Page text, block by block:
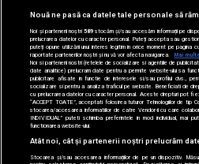
Nouă ne pasă ca datele tale personale să
Noi și partenerii noștri589stocăm și/sau accesăm informații pe
prelucrarea datelor cu caracter personal. Puteți accepta sau
puteți opune utilizării unui interes legitim în orice moment pe
raportate partenerilor noștri și nu vă vor afecta navigarea.
Mai
Noi si partenerii nostri (retelele de socializare si agentiile de
date analitice) prelucram date pentru a permite website-ului sa
publicitare afisate in functie de interesele si/sau profilul dvs.,
socializare si pentru a analiza traficul pe website. Beneficiati de
cu prelucrarea datelor cu caracter personal. Aceste drepturi pot fi
“ACCEPT TOATE”, acceptati folosirea tuturor Tehnologiilor de tip
stocarea/accesarea informatiilor de catre Vendor-ii cu care
INDIVIDUAL” puteti schimba preferintele in mod individual, mai
functionarea website-ului.
Atât noi, cât și partenerii noștri prelucrăm
Stocarea și/sau accesarea informațiilor de pe un dispozitiv.